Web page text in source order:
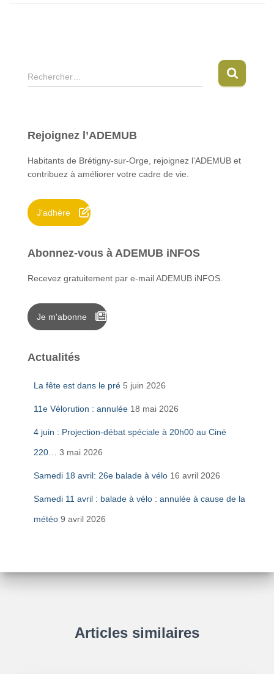
R
e
r
h
e
:
Rechercher…
Rejoignez l’ADEMUB
Habitants de Brétigny-sur-Orge, rejoignez l’ADEMUB et
contribuez à améliorer votre cadre de vie.
J'adhère
Abonnez-vous à ADEMUB iNFOS
Recevez gratuitement par e-mail ADEMUB iNFOS.
Je m'abonne
Actualités
La fête est dans le pré 5 juin 2026
11e Vélorution : annulée 18 mai 2026
4 juin : Projection-débat spéciale à 20h00 au Ciné
220… 3 mai 2026
Samedi 18 avril: 26e balade à vélo 16 avril 2026
Samedi 11 avril : balade à vélo : annulée à cause de la
météo 9 avril 2026
Articles similaires